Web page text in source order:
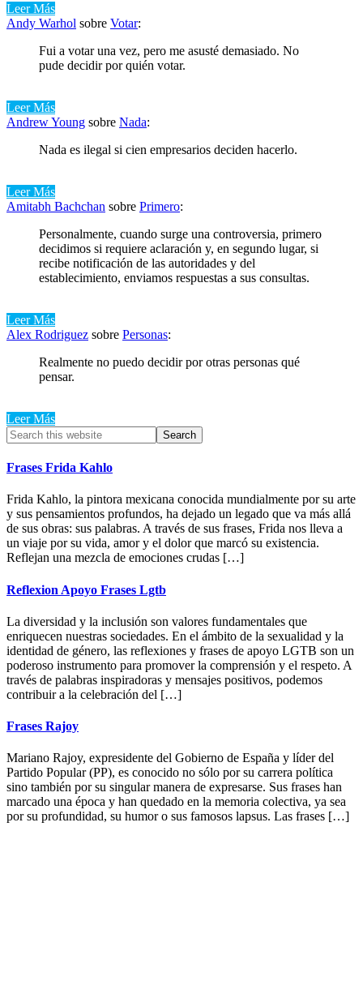
Leer Más
Andy Warhol sobre Votar:
Fui a votar una vez, pero me asusté demasiado. No
pude decidir por quién votar.
Leer Más
Andrew Young sobre Nada:
Nada es ilegal si cien empresarios deciden hacerlo.
Leer Más
Amitabh Bachchan sobre Primero:
Personalmente, cuando surge una controversia, primero
decidimos si requiere aclaración y, en segundo lugar, si
recibe notificación de las autoridades y del
establecimiento, enviamos respuestas a sus consultas.
Leer Más
Alex Rodriguez sobre Personas:
Realmente no puedo decidir por otras personas qué
pensar.
Leer Más
Primary
Sidebar
Search
this
website
Frases Frida Kahlo
Frida Kahlo, la pintora mexicana conocida mundialmente por su arte
y sus pensamientos profundos, ha dejado un legado que va más allá
de sus obras: sus palabras. A través de sus frases, Frida nos lleva a
un viaje por su vida, amor y el dolor que marcó su existencia.
Reflejan una mezcla de emociones crudas […]
Reflexion Apoyo Frases Lgtb
La diversidad y la inclusión son valores fundamentales que
enriquecen nuestras sociedades. En el ámbito de la sexualidad y la
identidad de género, las reflexiones y frases de apoyo LGTB son un
poderoso instrumento para promover la comprensión y el respeto. A
través de palabras inspiradoras y mensajes positivos, podemos
contribuir a la celebración del […]
Frases Rajoy
Mariano Rajoy, expresidente del Gobierno de España y líder del
Partido Popular (PP), es conocido no sólo por su carrera política
sino también por su singular manera de expresarse. Sus frases han
marcado una época y han quedado en la memoria colectiva, ya sea
por su profundidad, su humor o sus famosos lapsus. Las frases […]